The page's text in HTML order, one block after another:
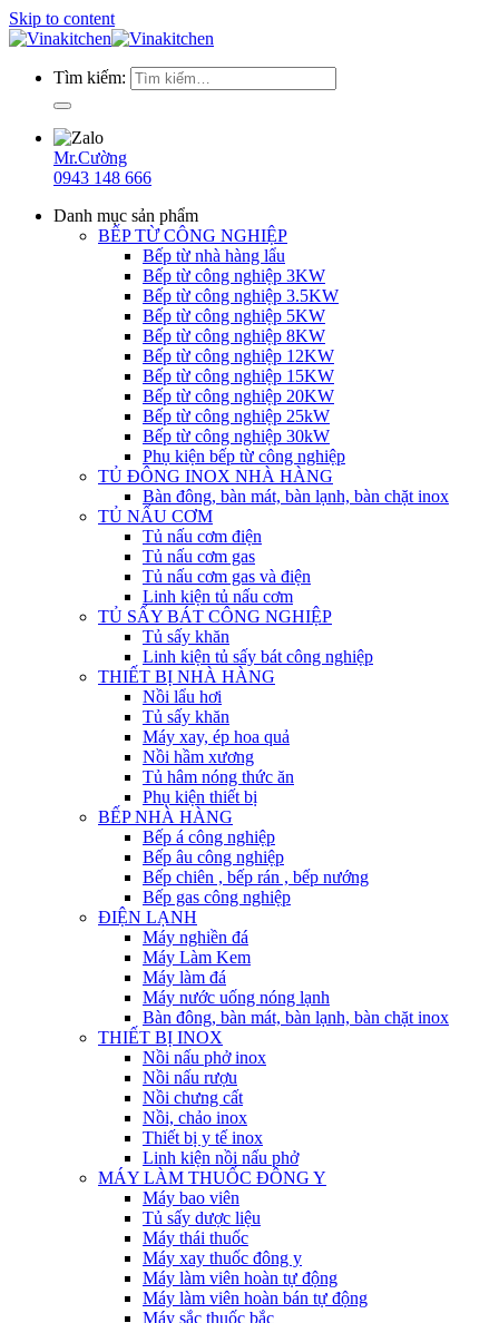
Skip to content
Tìm kiếm:
Mr.Cường
0943 148 666
Danh mục sản phẩm
BẾP TỪ CÔNG NGHIỆP
Bếp từ nhà hàng lẩu
Bếp từ công nghiệp 3KW
Bếp từ công nghiệp 3.5KW
Bếp từ công nghiệp 5KW
Bếp từ công nghiệp 8KW
Bếp từ công nghiệp 12KW
Bếp từ công nghiệp 15KW
Bếp từ công nghiệp 20KW
Bếp từ công nghiệp 25kW
Bếp từ công nghiệp 30kW
Phụ kiện bếp từ công nghiệp
TỦ ĐÔNG INOX NHÀ HÀNG
Bàn đông, bàn mát, bàn lạnh, bàn chặt inox
TỦ NẤU CƠM
Tủ nấu cơm điện
Tủ nấu cơm gas
Tủ nấu cơm gas và điện
Linh kiện tủ nấu cơm
TỦ SẤY BÁT CÔNG NGHIỆP
Tủ sấy khăn
Linh kiện tủ sấy bát công nghiệp
THIẾT BỊ NHÀ HÀNG
Nồi lẩu hơi
Tủ sấy khăn
Máy xay, ép hoa quả
Nồi hầm xương
Tủ hâm nóng thức ăn
Phụ kiện thiết bị
BẾP NHÀ HÀNG
Bếp á công nghiệp
Bếp âu công nghiệp
Bếp chiên , bếp rán , bếp nướng
Bếp gas công nghiệp
ĐIỆN LẠNH
Máy nghiền đá
Máy Làm Kem
Máy làm đá
Máy nước uống nóng lạnh
Bàn đông, bàn mát, bàn lạnh, bàn chặt inox
THIẾT BỊ INOX
Nồi nấu phở inox
Nồi nấu rượu
Nồi chưng cất
Nồi, chảo inox
Thiết bị y tế inox
Linh kiện nồi nấu phở
MÁY LÀM THUỐC ĐÔNG Y
Máy bao viên
Tủ sấy dược liệu
Máy thái thuốc
Máy xay thuốc đông y
Máy làm viên hoàn tự động
Máy làm viên hoàn bán tự động
Máy sắc thuốc bắc